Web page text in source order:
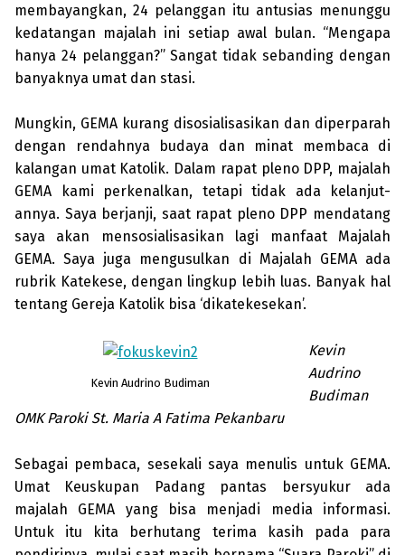
mem­bayangkan, 24 pelanggan itu antusias menunggu
kedatangan maja­lah ini setiap awal bulan. “Mengapa
hanya 24 pelanggan?” Sangat tidak sebanding dengan
banyaknya umat dan stasi.
Mungkin, GEMA kurang disosiali­sasi­kan dan diper­parah
dengan rendahnya budaya dan minat membaca di
kalangan umat Katolik. Dalam rapat pleno DPP, majalah
GEMA kami per­kenalkan, tetapi tidak ada kelan­jut­
annya. Saya berjanji, saat rapat pleno DPP menda­tang
saya akan menso­sialisasikan lagi manfaat Majalah
GEMA. Saya juga mengusulkan di Majalah GEMA ada
rubrik Katekese, dengan lingkup lebih luas. Banyak hal
tentang Gereja Katolik bisa ‘dikate­kesekan’.
Kevin Audrino Budiman
Kevin
Audrino
Budiman
OMK Paroki St. Maria A Fatima Pekanbaru
Sebagai pembaca, sesekali saya menulis untuk GEMA.
Umat Keus­kupan Padang pantas bersyukur ada
majalah GEMA yang bisa menjadi media informasi.
Untuk itu kita berhutang terima kasih pada para